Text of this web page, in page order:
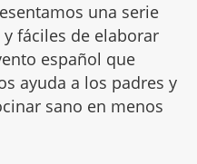
una serie
fáciles de elaborar
español que
ayuda a los padres y
sano en menos